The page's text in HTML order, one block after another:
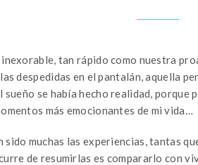
tan rápido como nuestra
despedidas en el pantalán, aquella
se había hecho realidad, porque
más emocionantes de mi vida…
muchas las experiencias, tantas
de resumirlas es compararlo con